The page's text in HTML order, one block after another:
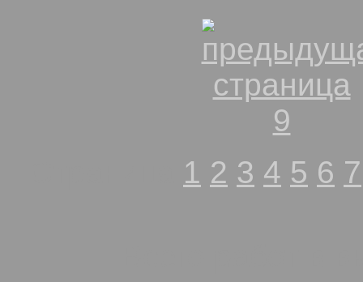
1 2 3 4 5 6 7